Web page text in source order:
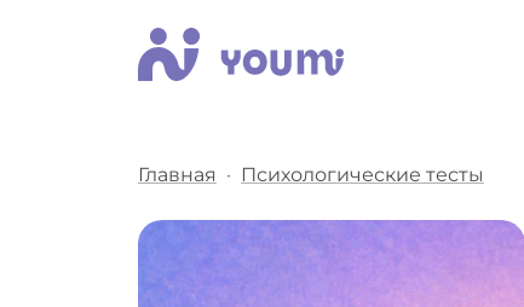
Главная Психологические тесты